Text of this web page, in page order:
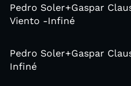
Pedro Soler+Gaspar
Viento -Infiné
Pedro Soler+Gaspar
Infiné